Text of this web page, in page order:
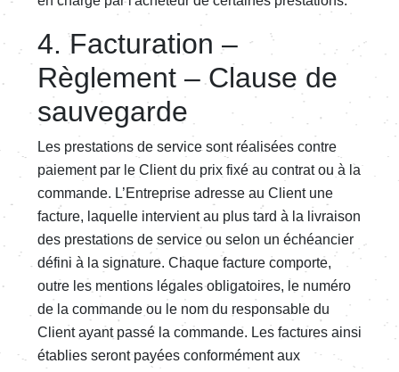
4. Facturation –
Règlement – Clause de
sauvegarde
Les prestations de service sont réalisées contre
paiement par le Client du prix fixé au contrat ou à la
commande. L’Entreprise adresse au Client une
facture, laquelle intervient au plus tard à la livraison
des prestations de service ou selon un échéancier
défini à la signature. Chaque facture comporte,
outre les mentions légales obligatoires, le numéro
de la commande ou le nom du responsable du
Client ayant passé la commande. Les factures ainsi
établies seront payées conformément aux